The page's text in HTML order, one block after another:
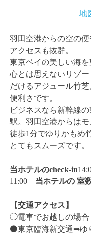
地
羽田空港からの空の
アクセスも抜群。
東京ベイの美しい海
心とは思えないリゾ
だけるアジュール竹
便利さです。
ビジネスなら新幹線
駅。羽田空港からはモ
徒歩1分でゆりかもめ
とてもスムーズです。
当ホテルのcheck-in
11:00 当ホテルの 室
【交通アクセス】
◯電車でお越しの場合
⚫️東京臨海新交通➡︎